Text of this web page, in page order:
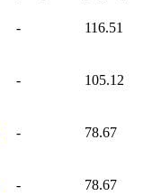
- 116.51
- 105.12
- 78.67
- 78.67